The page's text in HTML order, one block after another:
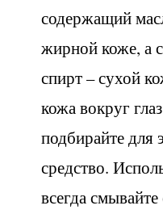
содержащий
жирной коже, а
спирт – сухой
кожа вокруг
подбирайте для
средство.
всегда